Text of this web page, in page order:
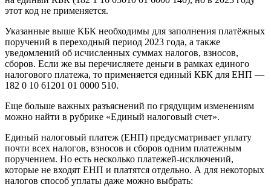
этот код не применяется.
Указанные выше КБК необходимы для заполнения платёжных
поручений в переходный период 2023 года, а также
уведомлений об исчисленных суммах налогов, взносов,
сборов. Если же вы перечисляете деньги в рамках единого
налогового платежа, то применяется единый КБК для ЕНП —
182 0 10 61201 01 0000 510.
Еще больше важных разъяснений по грядущим изменениям
можно найти в рубрике «Единый налоговый счет».
Единый налоговый платеж (ЕНП) предусматривает уплату
почти всех налогов, взносов и сборов одним платежным
поручением. Но есть несколько платежей-исключений,
которые не входят ЕНП и платятся отдельно. А для некоторых
налогов способ уплаты даже можно выбрать: